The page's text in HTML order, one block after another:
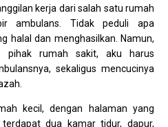
kerja dari salah satu rumah
ambulans. Tidak peduli apa
halal dan menghasilkan. Namun,
pihak rumah sakit, aku harus
sekaligus mencucinya
kecil, dengan halaman yang
dua kamar tidur, dapur,